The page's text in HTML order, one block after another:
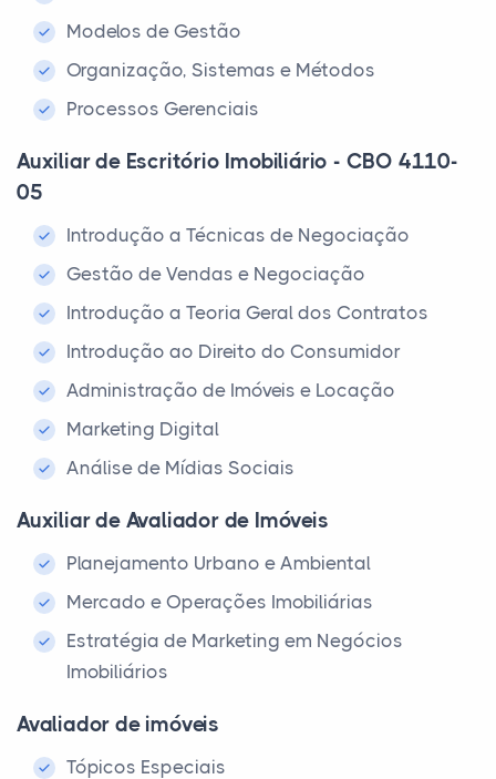
Modelos de Gestão
Organização, Sistemas e Métodos
Processos Gerenciais
Auxiliar de Escritório Imobiliário - CBO 4110-
05
Introdução a Técnicas de Negociação
Gestão de Vendas e Negociação
Introdução a Teoria Geral dos Contratos
Introdução ao Direito do Consumidor
Administração de Imóveis e Locação
Marketing Digital
Análise de Mídias Sociais
Auxiliar de Avaliador de Imóveis
Planejamento Urbano e Ambiental
Mercado e Operações Imobiliárias
Estratégia de Marketing em Negócios
Imobiliários
Avaliador de imóveis
Tópicos Especiais